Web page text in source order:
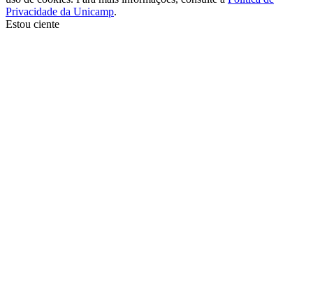
Privacidade da Unicamp.
Estou ciente